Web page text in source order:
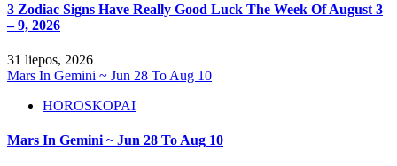
3 Zodiac Signs Have Really Good Luck The Week Of August 3
– 9, 2026
31 liepos, 2026
Mars In Gemini ~ Jun 28 To Aug 10
HOROSKOPAI
Mars In Gemini ~ Jun 28 To Aug 10